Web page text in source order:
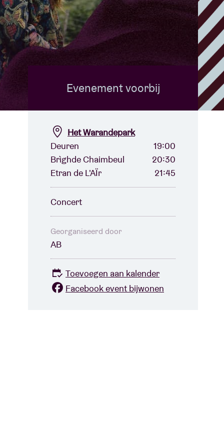
Evenement voorbij
Het Warandepark
Deuren
19:00
Brìghde Chaimbeul
20:30
Etran de L'AÏr
21:45
Concert
Georganiseerd door
AB
Toevoegen aan kalender
Facebook event bijwonen